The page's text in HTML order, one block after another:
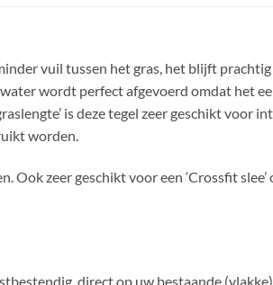
vuil tussen het gras, het blijft
wordt perfect afgevoerd omdat het
is deze tegel zeer geschikt voor
worden.
zeer geschikt voor een ‘Crossfit slee’
direct op uw bestaande